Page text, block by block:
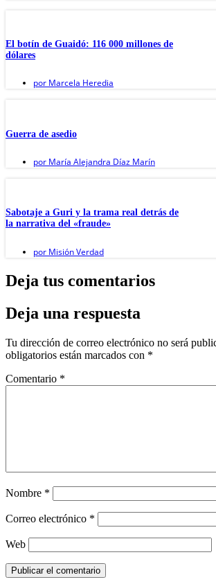
El botín de Guaidó: 116 000 millones de
dólares
por Marcela Heredia
Guerra de asedio
por María Alejandra Díaz Marín
Sabotaje a Guri y la trama real detrás de
la narrativa del «fraude»
por Misión Verdad
Deja tus comentarios
Deja una respuesta
Tu dirección de correo electrónico no será
obligatorios están marcados con *
Comentario *
Nombre *
Correo electrónico *
Web